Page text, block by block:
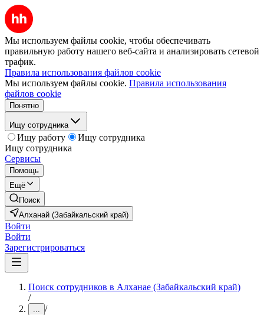
Мы используем файлы cookie, чтобы обеспечивать
правильную работу нашего веб-сайта и анализировать сетевой
трафик.
Правила использования файлов cookie
Мы используем файлы cookie. Правила использования
файлов cookie
Понятно
Ищу сотрудника
Ищу работу
Ищу сотрудника
Ищу сотрудника
Сервисы
Помощь
Ещё
Поиск
Алханай (Забайкальский край)
Войти
Войти
Зарегистрироваться
Поиск сотрудников в Алханае (Забайкальский край)
/
... /